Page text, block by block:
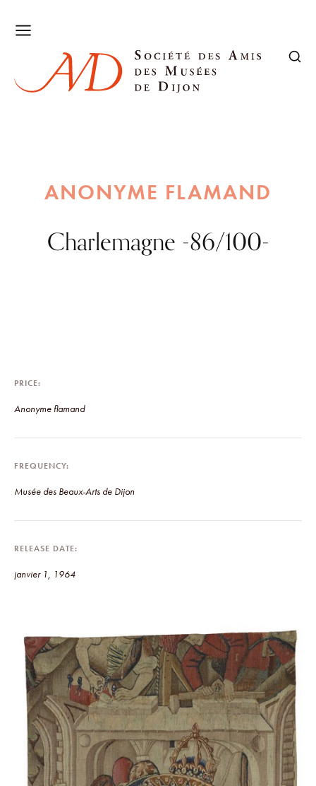
ANONYME FLAMAND
Charlemagne -86/100-
PRICE
Anonyme flamand
FREQUENCY
Musée des Beaux-Arts de Dijon
RELEASE DATE
janvier 1, 1964